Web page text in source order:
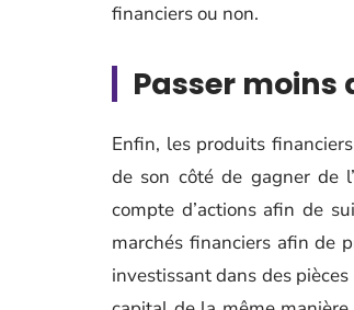
financiers ou non.
Passer moins
Enfin, les produits
de son côté de gagner de
compte d’actions afin de
marchés financiers afin de
investissant dans des